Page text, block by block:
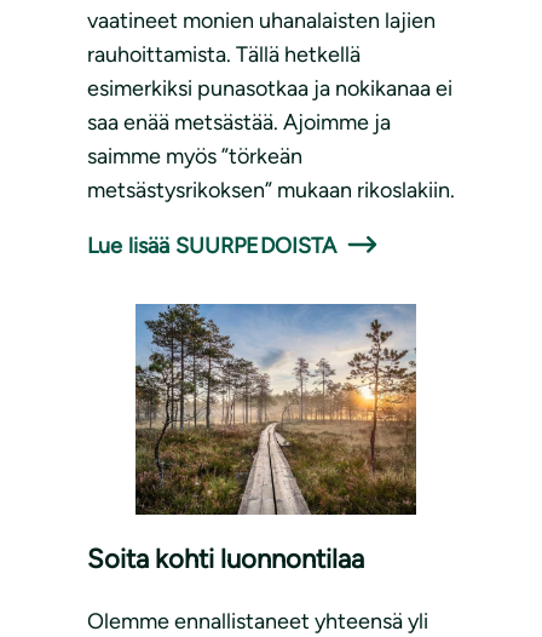
vaatineet monien uhanalaisten lajien
rauhoittamista. Tällä hetkellä
esimerkiksi punasotkaa ja nokikanaa ei
saa enää metsästää. Ajoimme ja
saimme myös ”törkeän
metsästysrikoksen” mukaan rikoslakiin.
Lue lisää SUURPEDOISTA
Soita kohti luonnontilaa
Olemme ennallistaneet yhteensä yli